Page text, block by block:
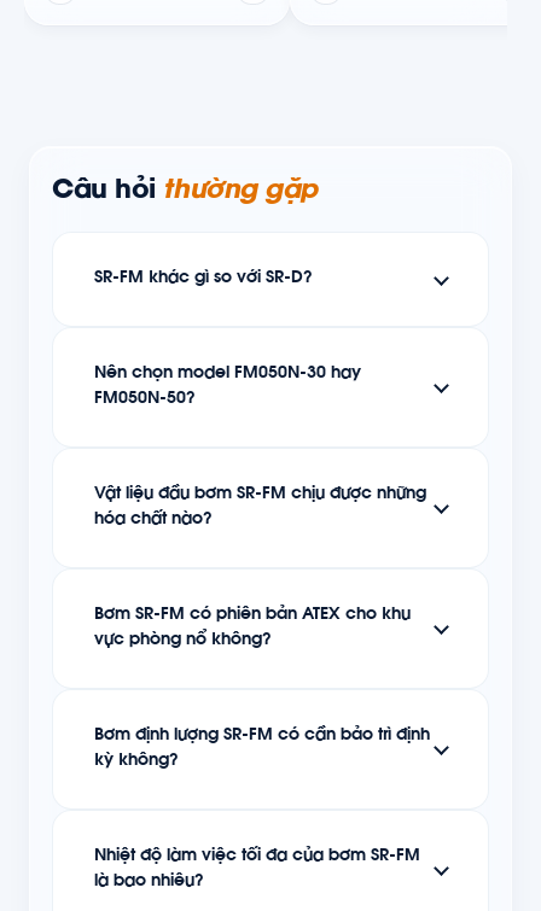
Câu hỏi thường gặp
SR-FM khác gì so với SR-D?
Nên chọn model FM050N-30 hay
FM050N-50?
Vật liệu đầu bơm SR-FM chịu được những
hóa chất nào?
Bơm SR-FM có phiên bản ATEX cho khu
vực phòng nổ không?
Bơm định lượng SR-FM có cần bảo trì định
kỳ không?
Nhiệt độ làm việc tối đa của bơm SR-FM
là bao nhiêu?